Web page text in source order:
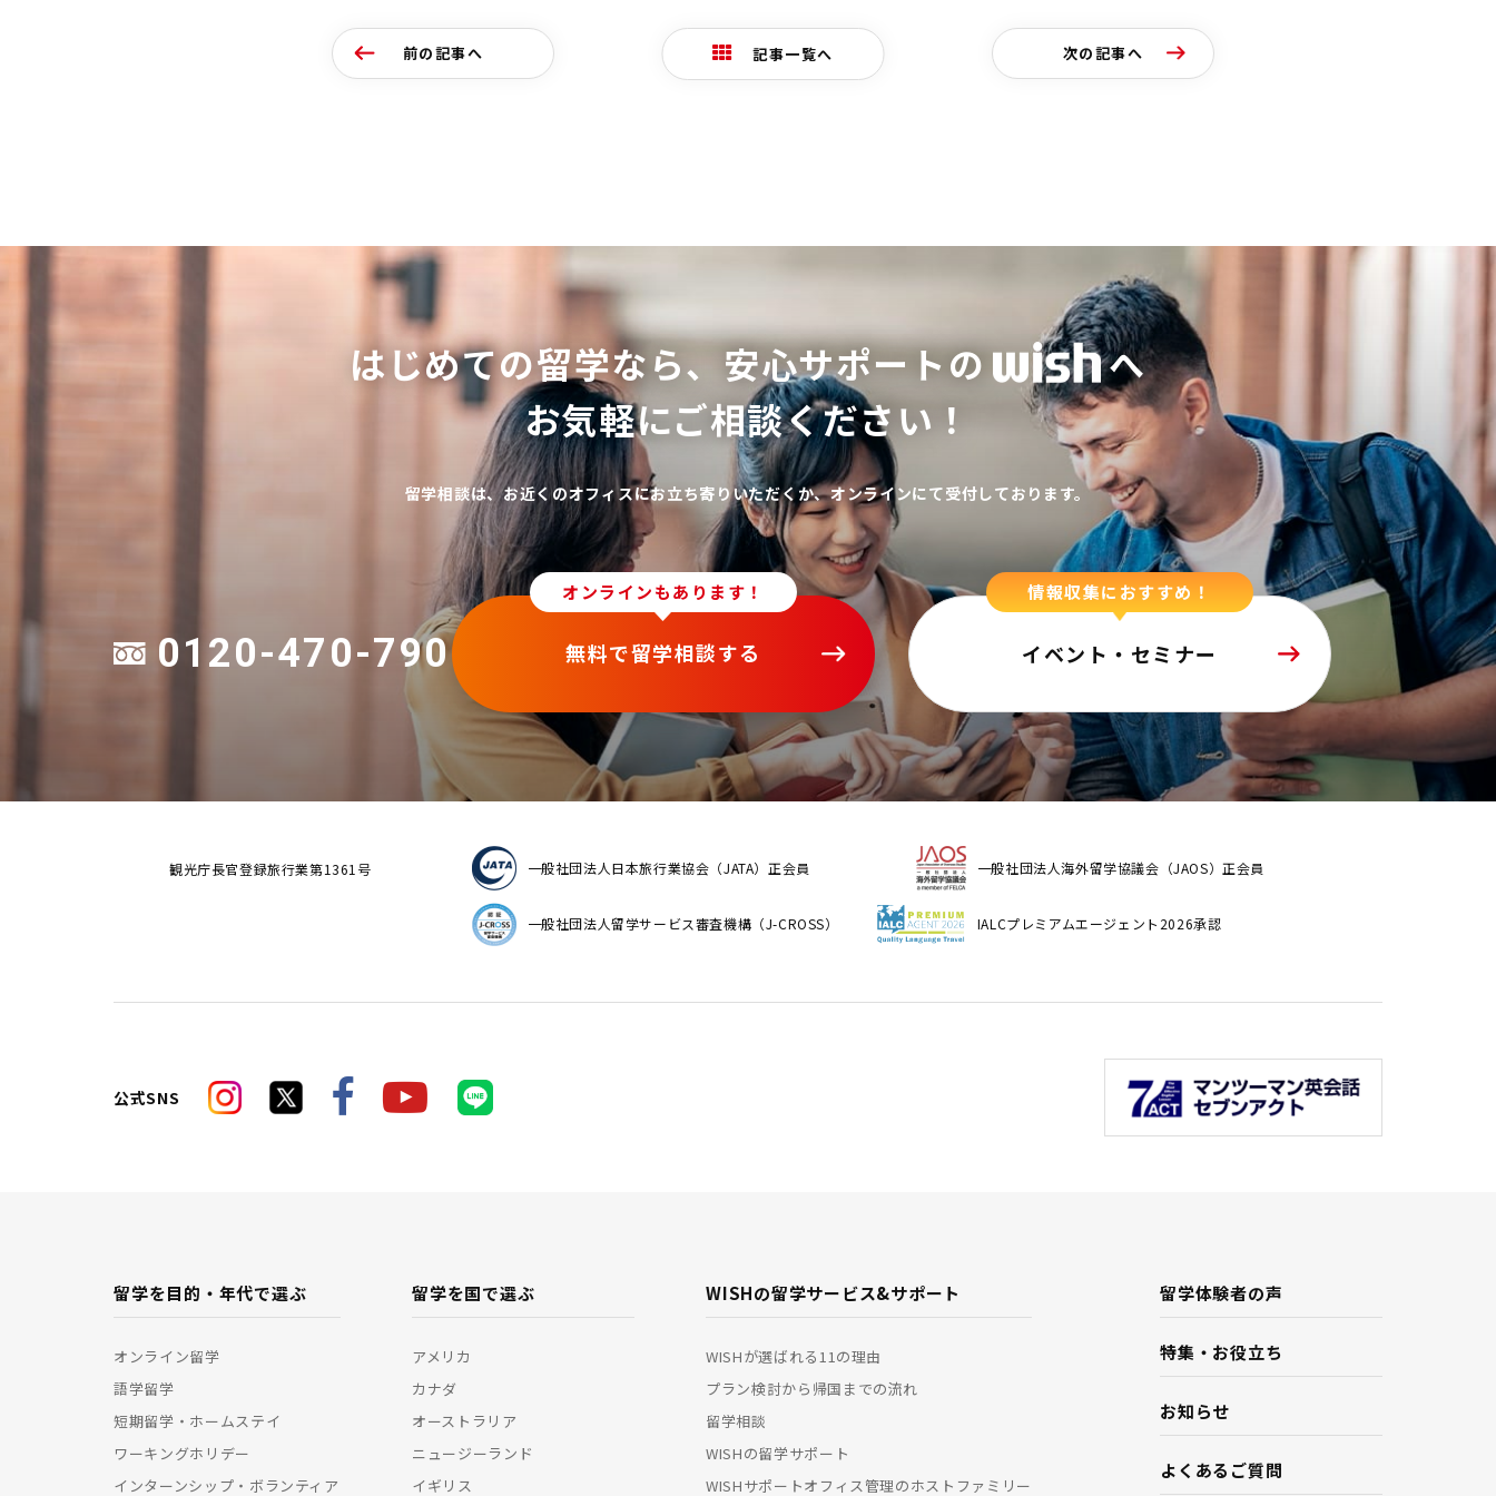
前の記事へ 記事一覧へ 次の記事へ
はじめての留学なら、 安心サポートの
へ
お気軽にご相談ください！
留学相談は、お近くのオフィスにお立ち寄りいただくか、オンラインにて受付しております。
0120-470-790
オンラインもあります！
無料で留学相談する
情報収集におすすめ！
イベント・セミナー
観光庁長官登録旅行業第1361号 一般社団法人日本旅行業協会（JATA）正会員 一般社団法人海外留学協議会（JAOS）正会員
一般社団法人留学サービス審査機構（J-CROSS） IALCプレミアムエージェント2026承認
公式SNS
留学を目的・年代で選ぶ
オンライン留学
語学留学
短期留学・ホームステイ
ワーキングホリデー
インターンシップ・ボランティア
留学を国で選ぶ
アメリカ
カナダ
オーストラリア
ニュージーランド
イギリス
WISHの留学サービス&サポート
WISHが選ばれる11の理由
プラン検討から帰国までの流れ
留学相談
WISHの留学サポート
WISHサポートオフィス管理のホストファミリー
留学体験者の声
特集・お役立ち
お知らせ
よくあるご質問